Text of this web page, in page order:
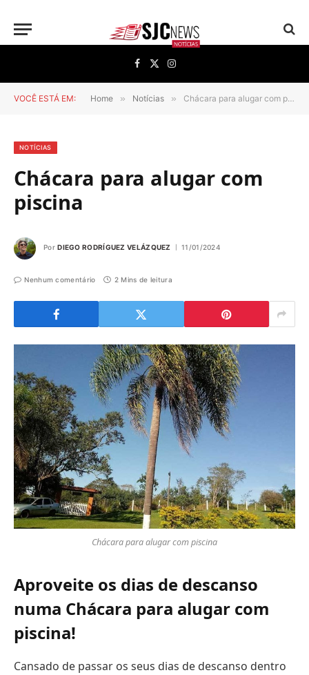
Facebook
X
(Twitter)
Instagram
VOCÊ ESTÁ EM: Home » Notícias » Chácara para alugar com piscina
NOTÍCIAS
Chácara para alugar com
piscina
Por DIEGO RODRÍGUEZ VELÁZQUEZ 11/01/2024
Nenhum comentário 2 Mins de leitura
Chácara para alugar com piscina
Aproveite os dias de descanso
numa Chácara para alugar com
piscina!
Cansado de passar os seus dias de descanso dentro